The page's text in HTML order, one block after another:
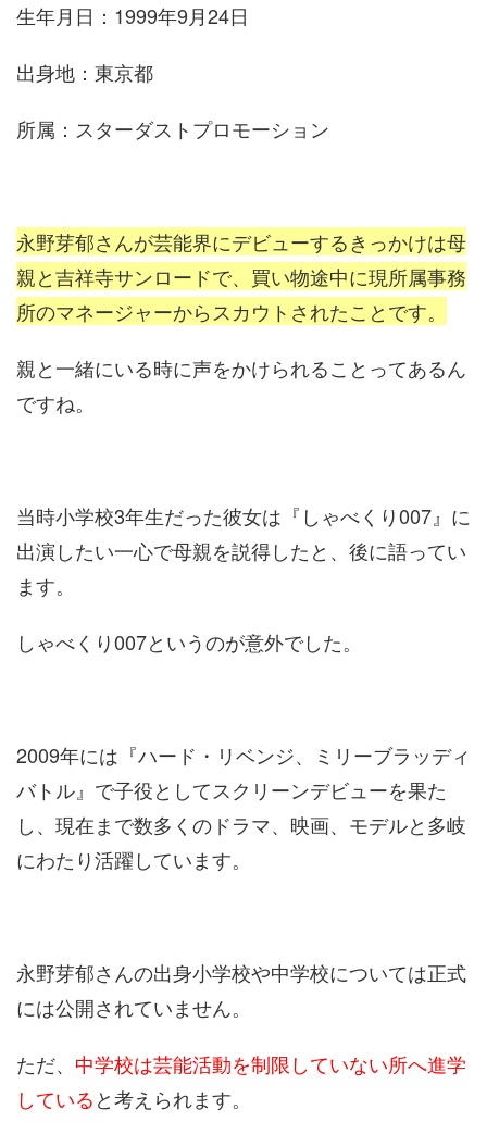
生年月日：1999年9月24日
出身地：東京都
所属：スターダストプロモーション
永野芽郁さんが芸能界にデビューするきっかけは母
親と吉祥寺サンロードで、買い物途中に現所属事務
所のマネージャーからスカウトされたことです。
親と一緒にいる時に声をかけられることってあるん
ですね。
当時小学校3年生だった彼女は『しゃべくり007』に
出演したい一心で母親を説得したと、後に語ってい
ます。
しゃべくり007というのが意外でした。
2009年には『ハード・リベンジ、ミリーブラッディ
バトル』で子役としてスクリーンデビューを果た
し、現在まで数多くのドラマ、映画、モデルと多岐
にわたり活躍しています。
永野芽郁さんの出身小学校や中学校については正式
には公開されていません。
ただ、 中学校は芸能活動を制限していない所へ進学
していると考えられます。